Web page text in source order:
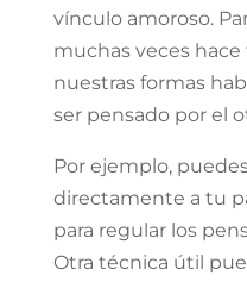
vínculo amoroso.
muchas veces
nuestras formas
ser pensado por el
Por ejemplo,
directamente a tu
para regular los
Otra técnica útil